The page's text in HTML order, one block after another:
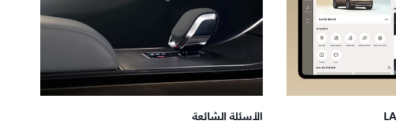
الأسئلة الشائعة